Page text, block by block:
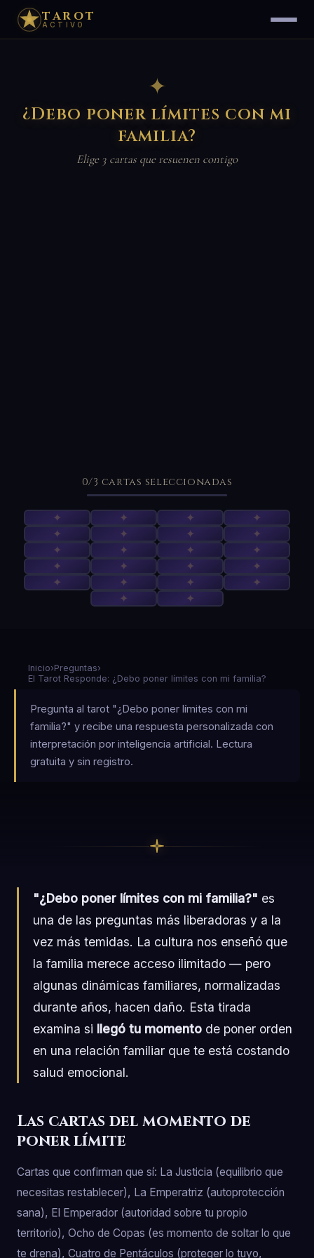
TAROT
ACTIVO
✦
¿Debo poner límites con mi
familia?
Elige 3 cartas que resuenen contigo
0/3 cartas seleccionadas
✦ ✦ ✦
✦
✦
✦ ✦
✦
✦
✦ ✦
✦
✦
✦ ✦
✦
✦
✦ ✦
✦
✦
✦
Inicio›Preguntas›
El Tarot Responde: ¿Debo poner límites con mi familia?
Pregunta al tarot "¿Debo poner límites con mi
familia?" y recibe una respuesta personalizada con
interpretación por inteligencia artificial. Lectura
gratuita y sin registro.
"¿Debo poner límites con mi familia?" es
una de las preguntas más liberadoras y a la
vez más temidas. La cultura nos enseñó que
la familia merece acceso ilimitado — pero
algunas dinámicas familiares, normalizadas
durante años, hacen daño. Esta tirada
examina si llegó tu momento de poner orden
en una relación familiar que te está costando
salud emocional.
Las cartas del momento de
poner límite
Cartas que confirman que sí: La Justicia (equilibrio que
necesitas restablecer), La Emperatriz (autoprotección
sana), El Emperador (autoridad sobre tu propio
territorio), Ocho de Copas (es momento de soltar lo que
te drena), Cuatro de Pentáculos (proteger lo tuyo,